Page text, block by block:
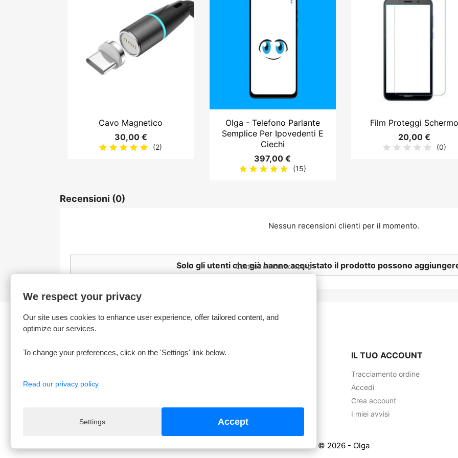
Anteprima
Cavo Magnetico
30,00 €
(2)
Anteprima
Olga - Telefono Parlante
Semplice Per Ipovedenti E
Ciechi
397,00 €
(15)
Anteprima
Film Proteggi
20,00 €
(0)
Recensioni (0)
Nessun recensioni clienti per il momento.
Solo gli utenti che già hanno acquistato il prodotto possono
Products Our company
Sitemap
IL TUO ACCOUNT
Tracciamento ordine
Accedi
Crea account
I miei avvisi
© 2026 - Olga
Continue without accepting
We respect your privacy
Our site uses cookies to enhance user experience, offer tailored content, and
optimize our services.
To change your preferences, click on the 'Settings' link below.
Read our privacy policy
Settings Accept